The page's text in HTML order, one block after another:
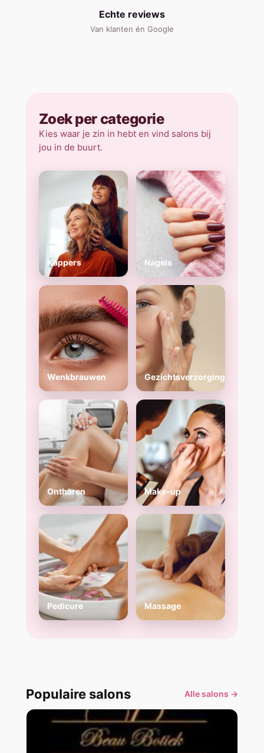
Echte reviews
Van klanten én Google
Zoek per categorie
Kies waar je zin in hebt en vind salons bij
jou in de buurt.
Kappers Nagels
Wenkbrauwen Gezichtsverzorging
Ontharen Make-up
Pedicure Massage
Populaire salons Alle salons →